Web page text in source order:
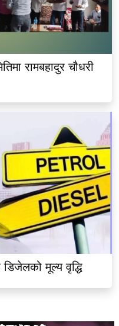
रामबहादुर चौधरी
डिजेलको मूल्य वृद्धि